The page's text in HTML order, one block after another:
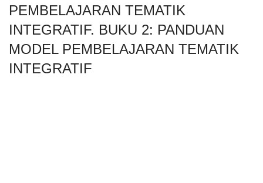
PEMBELAJARAN TEMATIK
INTEGRATIF. BUKU 2: PANDUAN
MODEL PEMBELAJARAN TEMATIK
INTEGRATIF